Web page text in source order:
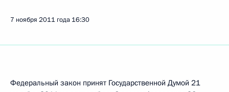
7 ноября 2011 года 16:30
Федеральный закон принят Государственной Думой 21